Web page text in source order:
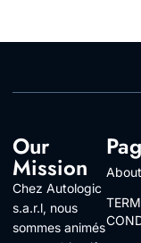
Our
Mission
Chez Autologic
s.a.r.l, nous
sommes animés